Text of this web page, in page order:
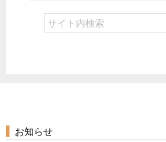
お知らせ